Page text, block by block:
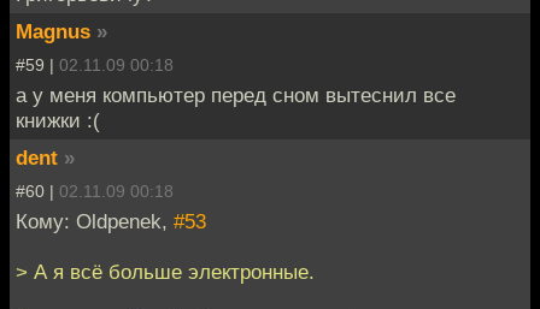
Magnus »
#59 | 02.11.09 00:18
а у меня компьютер перед сном вытеснил все
книжки :(
dent »
#60 | 02.11.09 00:18
Кому: Oldpenek, #53
> А я всё больше электронные.